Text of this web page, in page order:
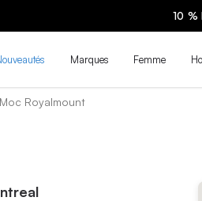
10 %
Marques Femme
Royalmount